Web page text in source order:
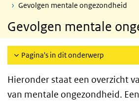
Gevolgen mentale ongezondheid
Gevolgen mentale
Pagina's in dit onderwerp
Hieronder staat een overzicht
van mentale ongezondheid.